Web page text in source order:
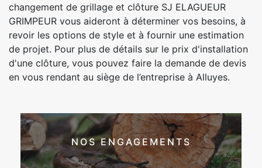
changement de grillage et clôture SJ ELAGUEUR
GRIMPEUR vous aideront à déterminer vos besoins, à
revoir les options de style et à fournir une estimation
de projet. Pour plus de détails sur le prix d'installation
d'une clôture, vous pouvez faire la demande de devis
en vous rendant au siège de l’entreprise à Alluyes.
NOS ENGAGEMENTS